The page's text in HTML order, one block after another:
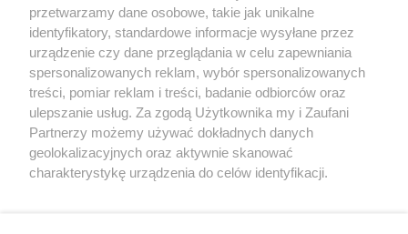
Kultura
X Facebook Instagram Youtube
przetwarzamy dane osobowe, takie jak unikalne
identyfikatory, standardowe informacje wysyłane przez
urządzenie czy dane przeglądania w celu zapewniania
spersonalizowanych reklam, wybór spersonalizowanych
treści, pomiar reklam i treści, badanie odbiorców oraz
ulepszanie usług. Za zgodą Użytkownika my i Zaufani
Partnerzy możemy używać dokładnych danych
geolokalizacyjnych oraz aktywnie skanować
charakterystykę urządzenia do celów identyfikacji.